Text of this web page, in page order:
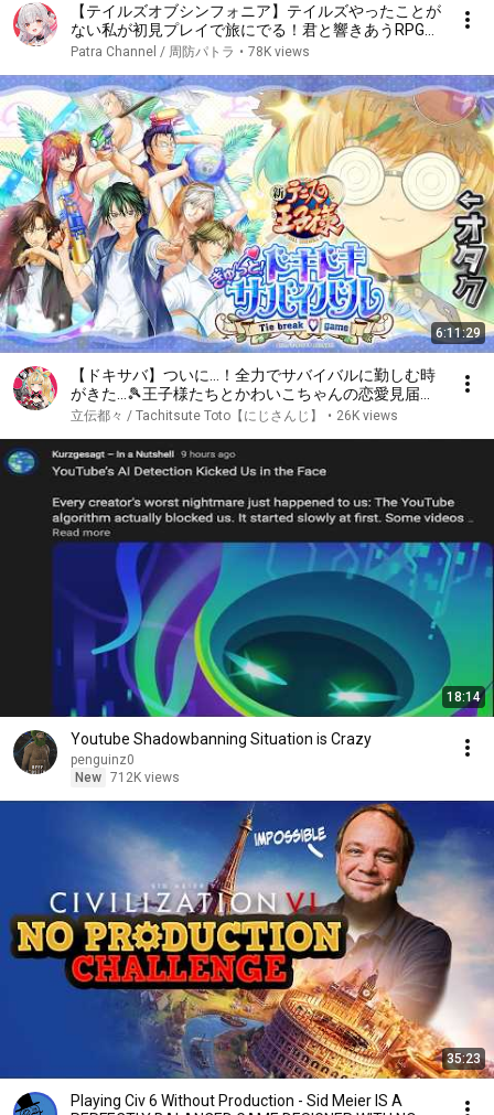
【テイルズオブシンフォニア】テイルズやったことが
ない私が初見プレイで旅にでる！君と響きあうRPG！
#1【周防パトラ / ハニスト】
Patra Channel / 周防パトラ • 78K views
6:11:29
【ドキサバ】ついに…！全力でサバイバルに勤しむ時
がきた…🎾王子様たちとかわいこちゃんの恋愛見届け
人になるぞ！！※ネタバレあり※※告白シーンあり
立伝都々 / Tachitsute Toto【にじさんじ】 • 26K views
18:14
Youtube Shadowbanning Situation is Crazy
penguinz0
New 712K views
35:23
Playing Civ 6 Without Production - Sid Meier IS A